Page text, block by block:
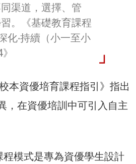
渠道，選擇、管
。《基礎教育課程
化‧持續（小一至小
本資優培育課程指引》指出
，在資優培訓中可引入自主
模式是專為資優學生設計